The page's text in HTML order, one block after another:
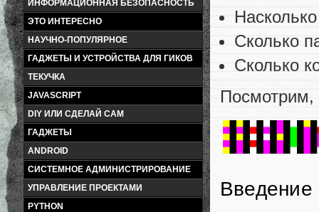
ИНФОРМАЦИОННАЯ БЕЗОПАСНОСТЬ
ЭТО ИНТЕРЕСНО
НАУЧНО-ПОПУЛЯРНОЕ
ГАДЖЕТЫ И УСТРОЙСТВА ДЛЯ ГИКОВ
ТЕКУЧКА
JAVASCRIPT
DIY ИЛИ СДЕЛАЙ САМ
ГАДЖЕТЫ
ANDROID
СИСТЕМНОЕ АДМИНИСТРИРОВАНИЕ
УПРАВЛЕНИЕ ПРОЕКТАМИ
PYTHON
Сколько
Сколько
Посмотрим,